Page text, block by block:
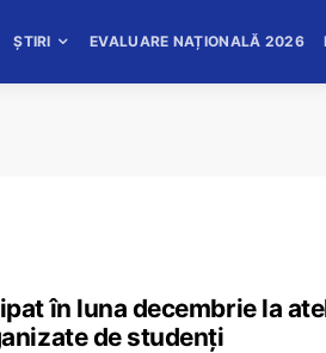
ȘTIRI EVALUARE NAȚIONALĂ 2026
în luna decembrie la
de studenți